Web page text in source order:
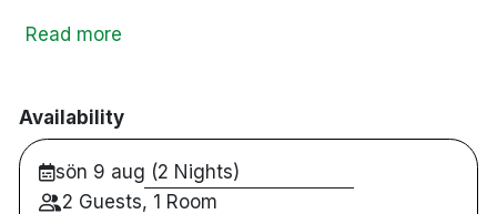
en hel del vackra element i varje rum. Efter en dag
restaurang och avnjuta en av de många rätter som
hotellets välutrustade a la carte-meny har att
erbjuda.
Read more
Availability
sön 9 aug (2 Nights)
2 Guests, 1 Room